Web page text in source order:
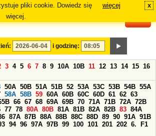
pliki cookie. Dowiedz się
więcej.
więcej x
i godzinę:
3 4 5 6 7 8 9 10A 10B 11 12 13 14 15 16
50A 50B 51A 51B 52 53A 53C 53B 54B 55A
58A 58B 59 60A 60B 60C 60D 61 62 63
66 67 68 69A 69B 70 71A 71B 72A 72B
77 78 80A 80B 81A 81B 82A 82B 83 84A
87A 87B 88A 88B 88C 88D 89 90 91A 91B
94 96 97A 97B 99 100 101 201 202 6.
F1